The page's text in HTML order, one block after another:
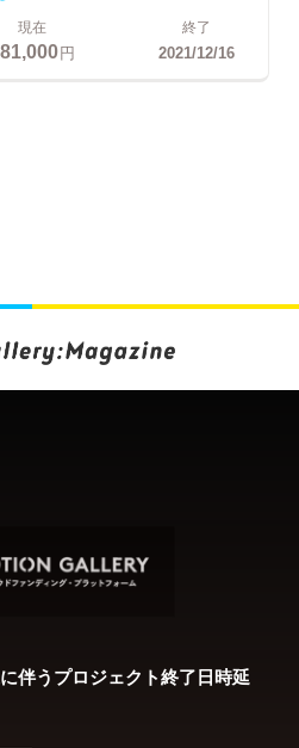
現在
円
終了
2021/12/16
伴うプロジェクト終了日時延